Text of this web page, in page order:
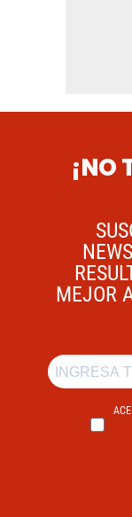
¡NO
MEJOR